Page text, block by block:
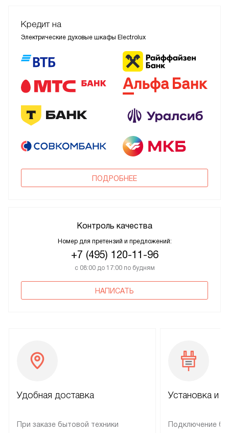
Кредит на
Электрические духовые шкафы Electrolux
ПОДРОБНЕЕ
Контроль качества
Номер для претензий и предложений:
+7 (495) 120-11-96
с 08:00 до 17:00 по будням
НАПИСАТЬ
Удобная доставка
При заказе бытовой техники
Установка и
Подключение